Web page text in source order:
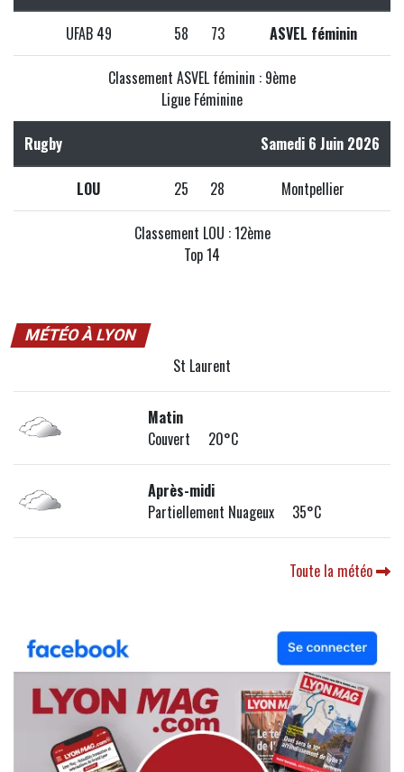
UFAB 49 58 73 ASVEL féminin
Classement ASVEL féminin : 9ème
Ligue Féminine
Rugby Samedi 6 Juin 2026
LOU 25 28 Montpellier
Classement LOU : 12ème
Top 14
MÉTÉO À LYON
St Laurent
Matin
Couvert 20°C
Après-midi
Partiellement Nuageux 35°C
Toute la météo